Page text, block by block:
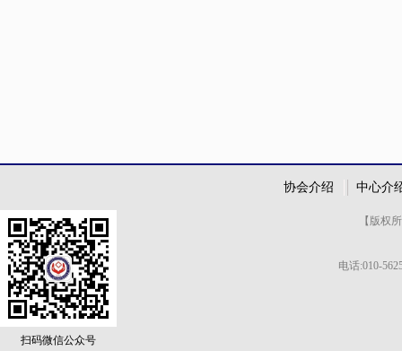
协会介绍 中心介
扫码微信公众号
【版权
电话:010-